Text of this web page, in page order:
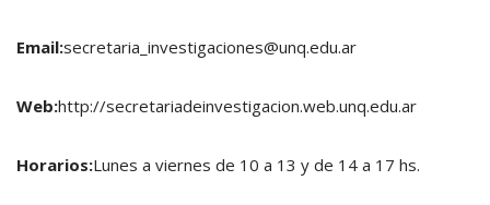
Email:secretaria_investigaciones@unq.edu.ar
Web:http://secretariadeinvestigacion.web.unq.edu.ar
Horarios:Lunes a viernes de 10 a 13 y de 14 a 17 hs.